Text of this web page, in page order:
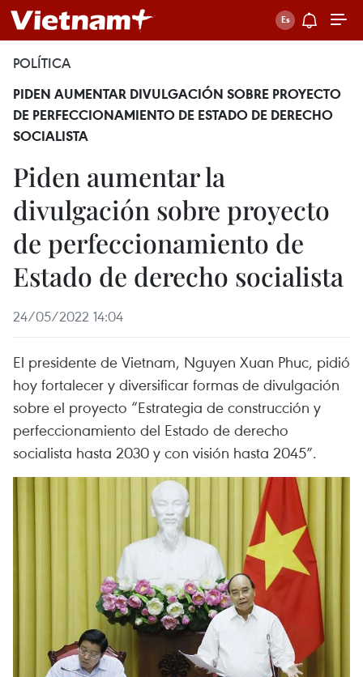
POLÍTICA
PIDEN AUMENTAR DIVULGACIÓN SOBRE PROYECTO
DE PERFECCIONAMIENTO DE ESTADO DE DERECHO
SOCIALISTA
Piden aumentar la
divulgación sobre proyecto
de perfeccionamiento de
Estado de derecho socialista
24/05/2022 14:04
El presidente de Vietnam, Nguyen Xuan Phuc, pidió
hoy fortalecer y diversificar formas de divulgación
sobre el proyecto “Estrategia de construcción y
perfeccionamiento del Estado de derecho
socialista hasta 2030 y con visión hasta 2045”.